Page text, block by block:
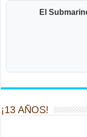
El
¡13 AÑOS!